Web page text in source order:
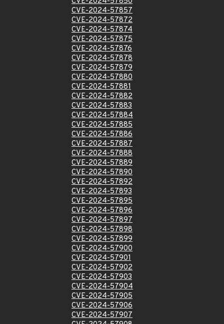
CVE-2024-57857
CVE-2024-57872
CVE-2024-57874
CVE-2024-57875
CVE-2024-57876
CVE-2024-57878
CVE-2024-57879
CVE-2024-57880
CVE-2024-57881
CVE-2024-57882
CVE-2024-57883
CVE-2024-57884
CVE-2024-57885
CVE-2024-57886
CVE-2024-57887
CVE-2024-57888
CVE-2024-57889
CVE-2024-57890
CVE-2024-57892
CVE-2024-57893
CVE-2024-57895
CVE-2024-57896
CVE-2024-57897
CVE-2024-57898
CVE-2024-57899
CVE-2024-57900
CVE-2024-57901
CVE-2024-57902
CVE-2024-57903
CVE-2024-57904
CVE-2024-57905
CVE-2024-57906
CVE-2024-57907